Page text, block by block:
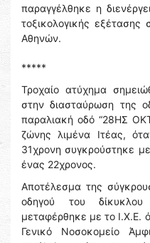
παραγγέλθηκε η
τοξικολογικής εξέτασης
Αθηνών.
*****
Τροχαίο ατύχημα
στην διασταύρωση της
παραλιακή οδό “28ΗΣ
ζώνης λιμένα Ιτέας,
31χρονη συγκρούστηκε
ένας 22χρονος.
Αποτέλεσμα της
οδηγού του
μεταφέρθηκε με το Ι.Χ.Ε.
Γενικό Νοσοκομείο